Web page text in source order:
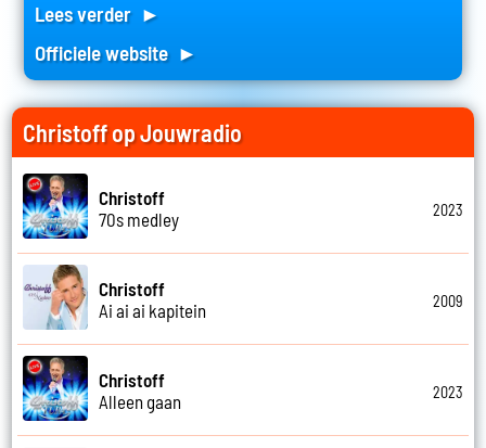
Lees verder ►
Officiele website ►
Christoff op Jouwradio
Christoff
70s medley
2023
Christoff
Ai ai ai kapitein
2009
Christoff
Alleen gaan
2023